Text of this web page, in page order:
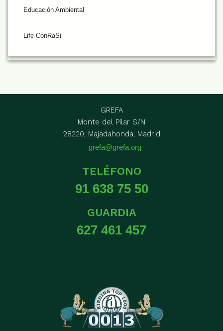
Educación Ambiental
Life ConRaSi
GREFA
Monte del Pilar S/N
28220, Majadahonda, Madrid
grefa@grefa.org
TELÉFONO
91 638 75 50
GUARDIA
627 461 457